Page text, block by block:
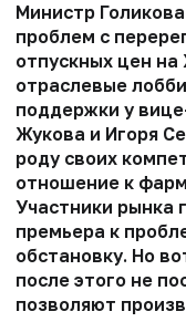
Министр
проблем с
отпускных цен
отраслевые
поддержки у
Жукова и Игоря
роду своих
отношение к
Участники рынка
премьера к
обстановку. Но
после этого не
позволяют